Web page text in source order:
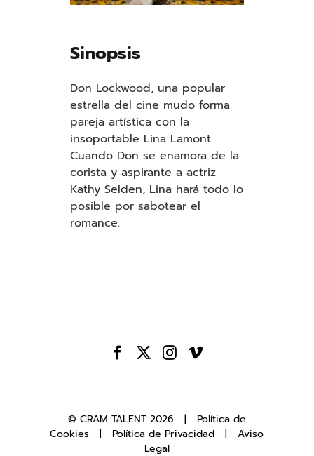
Sinopsis
Don Lockwood, una popular
estrella del cine mudo forma
pareja artística con la
insoportable Lina Lamont.
Cuando Don se enamora de la
corista y aspirante a actriz
Kathy Selden, Lina hará todo lo
posible por sabotear el
romance.
© CRAM TALENT 2026 | Política de
Cookies |Política de Privacidad |Aviso
Legal